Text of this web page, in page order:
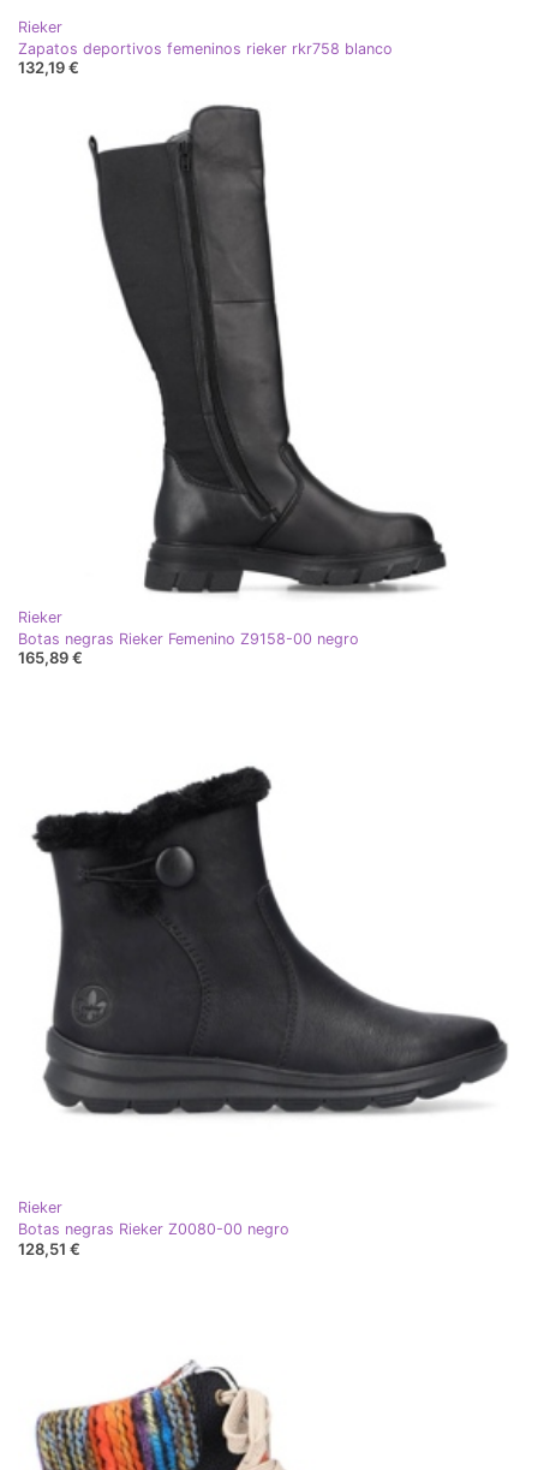
Rieker
Zapatos deportivos femeninos rieker rkr758 blanco
132,19 €
Rieker
Botas negras Rieker Femenino Z9158-00 negro
165,89 €
Rieker
Botas negras Rieker Z0080-00 negro
128,51 €